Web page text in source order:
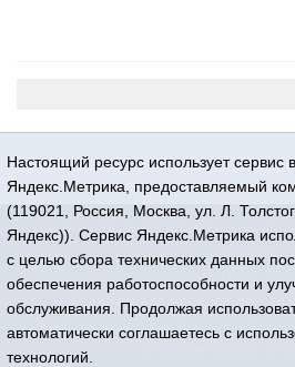
16+ © 2015-2026 Сетевое
Регистрационный номер СМИ ЭЛ
Федеральной службой по
Настоящий ресурс использует сервис
Яндекс.Метрика, предоставляемый
(119021, Россия, Москва, ул. Л.
Яндекс)). Сервис Яндекс.Метрика
с целью сбора технических данных
обеспечения работоспособности и
обслуживания. Продолжая
автоматически соглашаетесь с
технологий.